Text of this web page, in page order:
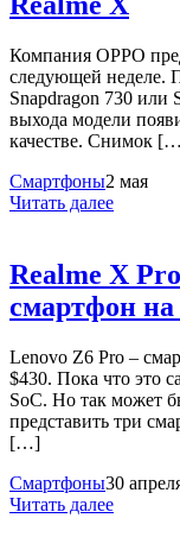
Компания OPPO
следующей неделе.
Snapdragon 730 или
выхода модели
качестве. Снимок
Смартфоны2 мая
Читать далее
Realme X
смартфон на
Lenovo Z6 Pro –
$430. Пока что это
SoC. Но так может
представить три
[…]
Смартфоны30
Читать далее